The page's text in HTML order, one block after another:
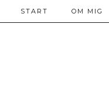
START OM MIG